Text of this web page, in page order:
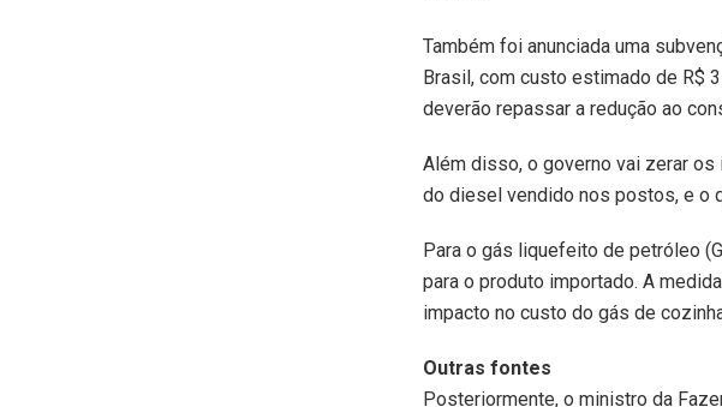
Também foi anunciada uma
Brasil, com custo estimado de R$
deverão repassar a redução ao
Além disso, o governo vai zerar
do diesel vendido nos postos, e o
Para o gás liquefeito de petróleo
para o produto importado. A
impacto no custo do gás de
Outras fontes
Posteriormente, o ministro da